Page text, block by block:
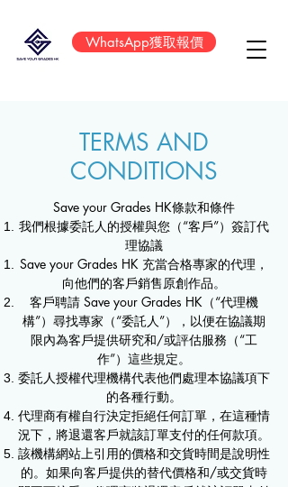
WhatsApp獲取報價
TERMS AND
CONDITIONS
Save your Grades HK條款和條件
我們根據委託人的授權與您（“客戶”）簽訂代
理協議
Save your Grades HK 充當合格專家的代理，
向他們的客戶銷售原創作品。
客戶聘請 Save your Grades HK（“代理機
構”）尋找專家（“委託人”），以便在協議期
限內為客戶提供研究和/或評估服務（“工
作”）這些規定。
委託人授權代理機構代表他們處理本協議項下
的各種行動。
代理商有權自行決定拒絕任何訂單，在這種情
況下，將退還客戶就該訂單支付的任何款項。
該機構網站上引用的價格和交貨時間是說明性
的。如果向客戶提供的替代價格和/或交貨時